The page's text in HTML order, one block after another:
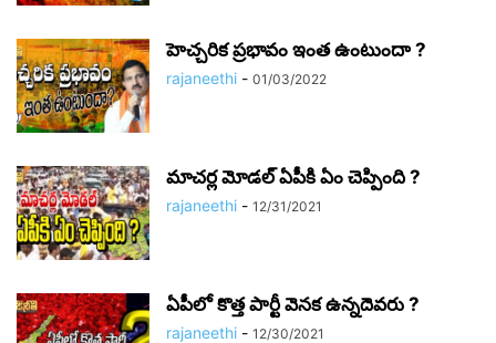
హెచ్చరిక ప్రభావం ఇంత ఉంటుందా ?
rajaneethi - 01/03/2022
మాచర్ల మోడల్ ఏపీకి ఏం చెప్పింది ?
rajaneethi - 12/31/2021
ఏపీలో కొత్త పార్టీ వెనక ఉన్నదెవరు ?
rajaneethi - 12/30/2021